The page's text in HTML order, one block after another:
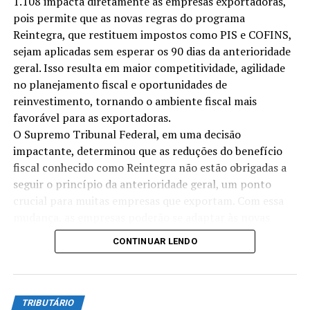
b) específica, tendo por
base a unidade de medida
adotada.
Assim, a CF traça linhas gerais de como deverão ser
definidas a normas instituidoras das Contribuições
Sociais, tal como faz às Contribuições de Intervenção no
Domínio Econômico, as CIDE’s: deverão incidir sobre
que é alvo apenas do Imposto de Exportação, de
competência da União. Além disso, têm alíquotas
Para concluir, é importante destacar que há
pois permite que as novas regras do programa
Reintegra, que restituem impostos como PIS e COFINS,
sejam aplicadas sem esperar os 90 dias da anterioridade
geral. Isso resulta em maior competitividade, agilidade
no planejamento fiscal e oportunidades de
reinvestimento, tornando o ambiente fiscal mais
favorável para as exportadoras.
O Supremo Tribunal Federal, em uma decisão
impactante, determinou que as reduções do benefício
fiscal conhecido como Reintegra não estão obrigadas a
seguir o princípio da anterioridade geral, um ponto
regras de forma mais ágil, refletindo diretamente em sua
estratégia fiscal e operação comercial.
CONTINUAR LENDO
TRIBUTÁRIO